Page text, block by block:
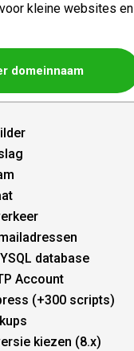
kleine websites en
domeinnaam
database
Account
(+300 scripts)
kiezen (8.x)